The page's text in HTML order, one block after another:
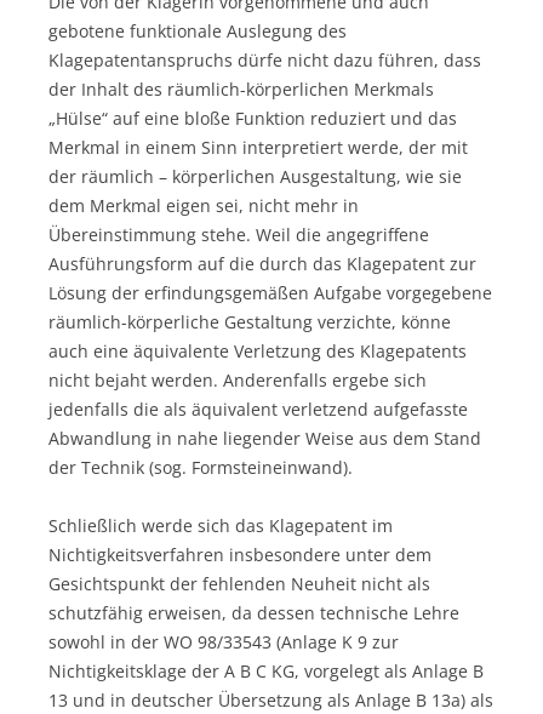
gebotene funktionale Auslegung des
Klagepatentanspruchs dürfe nicht dazu führen, dass
der Inhalt des räumlich-körperlichen Merkmals
„Hülse“ auf eine bloße Funktion reduziert und das
Merkmal in einem Sinn interpretiert werde, der mit
der räumlich – körperlichen Ausgestaltung, wie sie
dem Merkmal eigen sei, nicht mehr in
Übereinstimmung stehe. Weil die angegriffene
Ausführungsform auf die durch das Klagepatent zur
Lösung der erfindungsgemäßen Aufgabe vorgegebene
räumlich-körperliche Gestaltung verzichte, könne
auch eine äquivalente Verletzung des Klagepatents
nicht bejaht werden. Anderenfalls ergebe sich
jedenfalls die als äquivalent verletzend aufgefasste
Abwandlung in nahe liegender Weise aus dem Stand
der Technik (sog. Formsteineinwand).
Schließlich werde sich das Klagepatent im
Nichtigkeitsverfahren insbesondere unter dem
Gesichtspunkt der fehlenden Neuheit nicht als
schutzfähig erweisen, da dessen technische Lehre
sowohl in der WO 98/33543 (Anlage K 9 zur
Nichtigkeitsklage der A B C KG, vorgelegt als Anlage B
13 und in deutscher Übersetzung als Anlage B 13a) als